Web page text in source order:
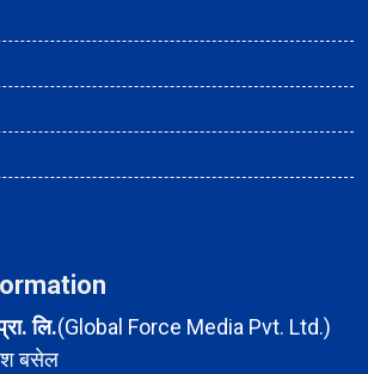
लि.(Global Force Media Pvt. Ltd.)
बसेल